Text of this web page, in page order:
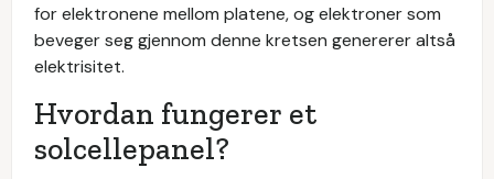
for elektronene mellom platene, og elektroner som
beveger seg gjennom denne kretsen genererer altså
elektrisitet.
Hvordan fungerer et
solcellepanel?